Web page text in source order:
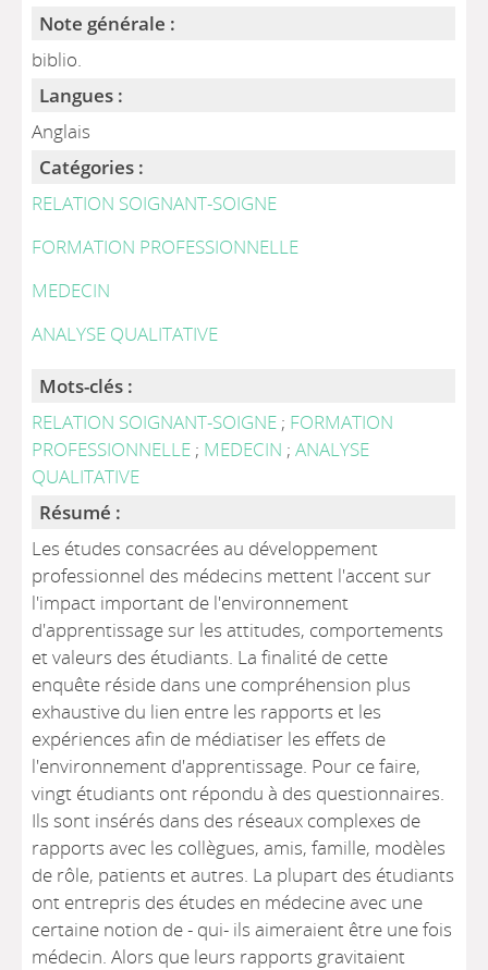
Note générale :
biblio.
Langues :
Anglais
Catégories :
RELATION SOIGNANT-SOIGNE
FORMATION PROFESSIONNELLE
MEDECIN
ANALYSE QUALITATIVE
Mots-clés :
RELATION SOIGNANT-SOIGNE ; FORMATION
PROFESSIONNELLE ; MEDECIN ;ANALYSE
QUALITATIVE
Résumé :
Les études consacrées au développement
professionnel des médecins mettent l'accent sur
l'impact important de l'environnement
d'apprentissage sur les attitudes, comportements
et valeurs des étudiants. La finalité de cette
enquête réside dans une compréhension plus
exhaustive du lien entre les rapports et les
expériences afin de médiatiser les effets de
l'environnement d'apprentissage. Pour ce faire,
vingt étudiants ont répondu à des questionnaires.
Ils sont insérés dans des réseaux complexes de
rapports avec les collègues, amis, famille, modèles
de rôle, patients et autres. La plupart des étudiants
ont entrepris des études en médecine avec une
certaine notion de - qui- ils aimeraient être une fois
médecin. Alors que leurs rapports gravitaient